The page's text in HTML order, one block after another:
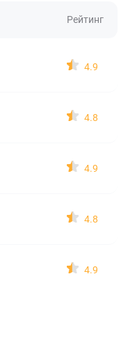
Рейтинг
4.9
4.8
4.9
4.8
4.9